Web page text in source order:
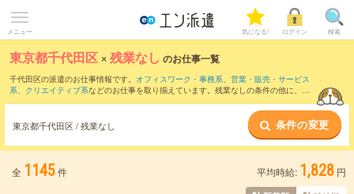
メニュー 気になる! ログイン 検索
東京都千代田区 ×残業なし のお仕事一覧
千代田区の派遣のお仕事情報です。 オフィスワーク・事務系、 営業・販売・サービス
系、 クリエイティブ系などのお仕事を取り揃えています。残業なしの条件の他に、 交
東京都千代田区 / 残業なし 条件の変更
全 1145件 平均時給: 1,828 円